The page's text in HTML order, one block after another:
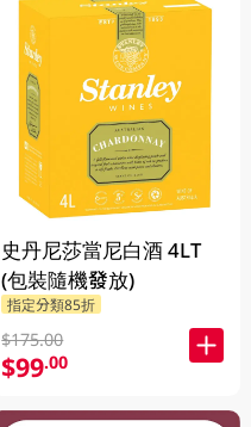
史丹尼莎當尼白酒 4LT
(包裝隨機發放)
指定分類85折
$175.00
$99.00